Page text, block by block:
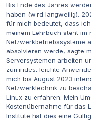
Bis Ende des Jahres
haben (wird langweilig).
für mich bedeutet, dass
meinem Lehrbuch steht im
Netzwerkbetriebssysteme
absolvieren werde, sagte
Serversystemen arbeiten
zumindest leichte
mich bis August 2023
Netzwerktechnik zu
Linux zu erfahren. Mein
Kostenübernahme für das
Institute hat dies eine